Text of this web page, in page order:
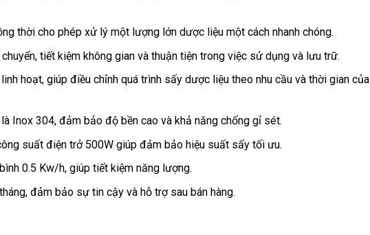
thời cho phép xử lý một lượng lớn dược liệu một cách nhanh chóng.
tiết kiệm không gian và thuận tiện trong việc sử dụng và lưu trữ.
hoạt, giúp điều chỉnh quá trình sấy dược liệu theo nhu cầu và thời gian của
Inox 304, đảm bảo độ bền cao và khả năng chống gỉ sét.
suất điện trở 500W giúp đảm bảo hiệu suất sấy tối ưu.
0.5 Kw/h, giúp tiết kiệm năng lượng.
đảm bảo sự tin cậy và hỗ trợ sau bán hàng.